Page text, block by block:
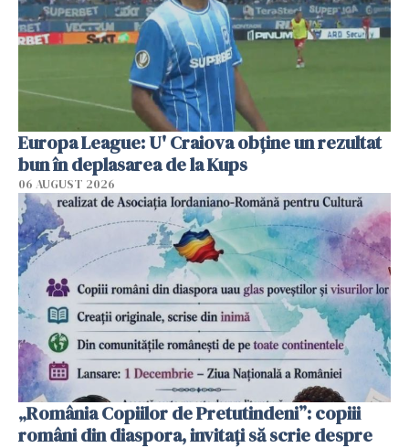
Europa League: U' Craiova obține un rezultat
bun în deplasarea de la Kups
06 AUGUST 2026
„România Copiilor de Pretutindeni”: copiii
români din diaspora, invitați să scrie despre